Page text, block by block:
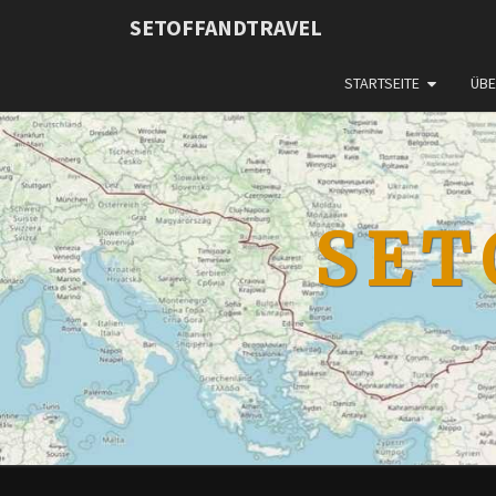
SETOFFANDTRAVEL
STARTSEITE